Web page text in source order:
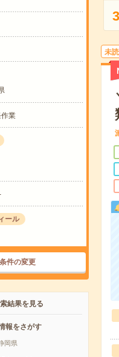
業
ール
条件の変更
結果を見る
報をさがす
岡県
3
未読